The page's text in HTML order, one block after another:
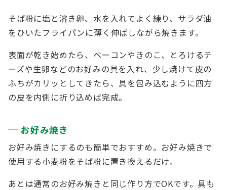
そば粉に塩と溶き卵、水を入れてよく練り、サラダ油
をひいたフライパンに薄く伸ばしながら焼きます。
表面が乾き始めたら、ベーコンやきのこ、とろけるチ
ーズや生卵などのお好みの具を入れ、少し焼けて皮の
ふちがカリッとしてきたら、具を包み込むように四方
の皮を内側に折り込めば完成。
お好み焼き
お好み焼きにするのも簡単でおすすめ。お好み焼きで
使用する小麦粉をそば粉に置き換えるだけ。
あとは通常のお好み焼きと同じ作り方でOKです。具も